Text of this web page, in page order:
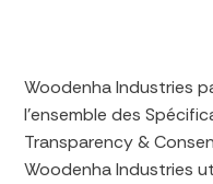
Woodenha Industries
l’ensemble des
Transparency &
Woodenha Industries